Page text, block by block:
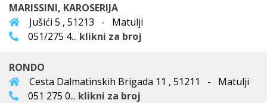
MARISSINI, KAROSERIJA
Jušići 5 , 51213 - Matulji
051/275 4... klikni za broj
RONDO
Cesta Dalmatinskih Brigada 11 , 51211 - Matulji
051 275 0... klikni za broj